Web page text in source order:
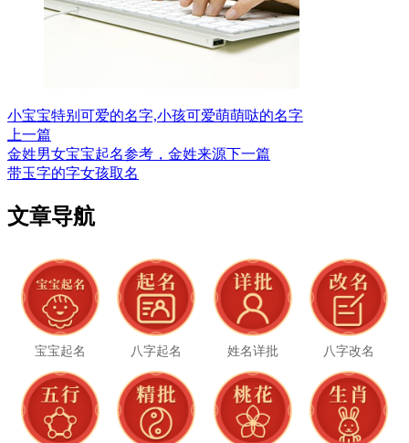
小宝宝特别可爱的名字,小孩可爱萌萌哒的名字
上一篇
金姓男女宝宝起名参考，金姓来源下一篇
带玉字的字女孩取名
文章导航
宝宝起名 八字起名 姓名详批 八字改名